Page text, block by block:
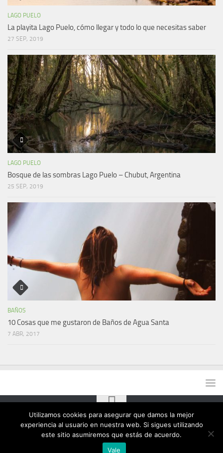
LAGO PUELO
La playita Lago Puelo, cómo llegar y todo lo que necesitas saber
27 SEP, 2019
LAGO PUELO
Bosque de las sombras Lago Puelo – Chubut, Argentina
25 SEP, 2019
BAÑOS
10 Cosas que me gustaron de Baños de Agua Santa
7 ABR, 2017
Utilizamos cookies para asegurar que damos la mejor
experiencia al usuario en nuestra web. Si sigues utilizando
este sitio asumiremos que estás de acuerdo.
Vale